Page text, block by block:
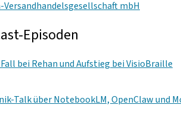
Episoden
bei Rehan und Aufstieg bei VisioBraille
Talk über NotebookLM, OpenClaw und